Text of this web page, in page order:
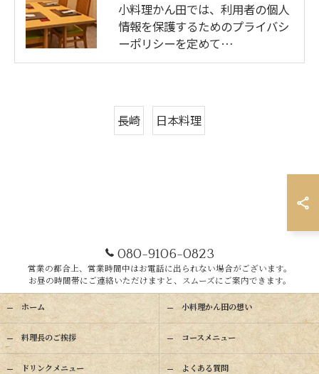
小料理かん田では、利用者の個人
情報を保護するためのプライバシ
ーポリシーを定めて…
長崎 日本料理
080-9106-0823
営業の都合上、営業時間中はお電話に出られない場合がございます。
お昼の時間帯にご連絡いただけますと、スムーズにご案内できます。
ホーム 小料理かん田の想い
料理長のご挨拶 コースメニュー
ドリンクメニュー よくある質問